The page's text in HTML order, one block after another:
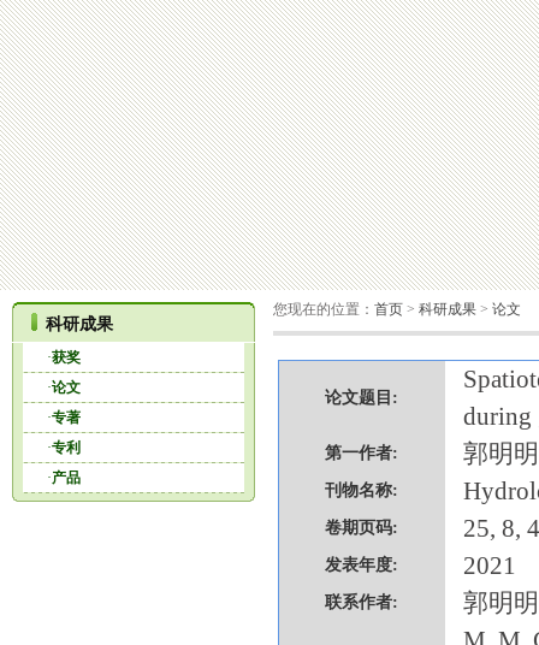
科研成果
·获奖
·论文
·专著
·专利
·产品
您现在的位置： 首页 > 科研成果 > 论文
论文题目:
during
第一作者: 郭明明
刊物名称:
卷期页码: 25, 8,
发表年度: 2021
联系作者: 郭明明